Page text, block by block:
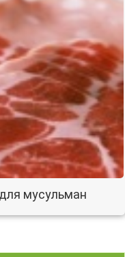
мусульман